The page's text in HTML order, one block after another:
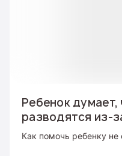
Ребенок думает,
разводятся из-
Как помочь ребенку